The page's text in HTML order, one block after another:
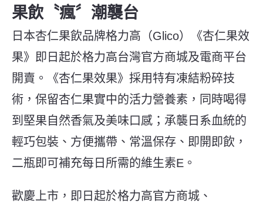
果飲〝瘋〞潮襲台
日本杏仁果飲品牌格力高（Glico）《杏仁果效
果》即日起於格力高台灣官方商城及電商平台
開賣。《杏仁果效果》採用特有凍結粉碎技
術，保留杏仁果實中的活力營養素，同時喝得
到堅果自然香氣及美味口感；承襲日系血統的
輕巧包裝、方便攜帶、常溫保存、即開即飲，
二瓶即可補充每日所需的維生素E 。
歡慶上市，即日起於格力高官方商城、